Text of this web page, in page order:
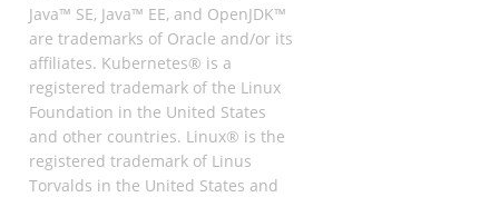
Java™ SE, Java™ EE, and OpenJDK™
are trademarks of Oracle and/or its
affiliates. Kubernetes® is a
registered trademark of the Linux
Foundation in the United States
and other countries. Linux® is the
registered trademark of Linus
Torvalds in the United States and